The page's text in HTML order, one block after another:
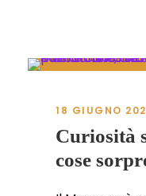
18 GIUGNO
Curiosità
cose